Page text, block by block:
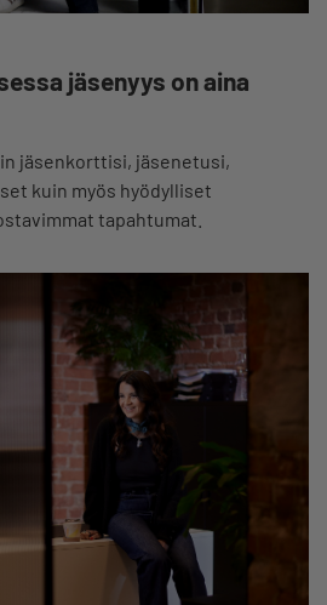
jäsenyys on aina
jäsenkorttisi, jäsenetusi,
kuin myös hyödylliset
tapahtumat.